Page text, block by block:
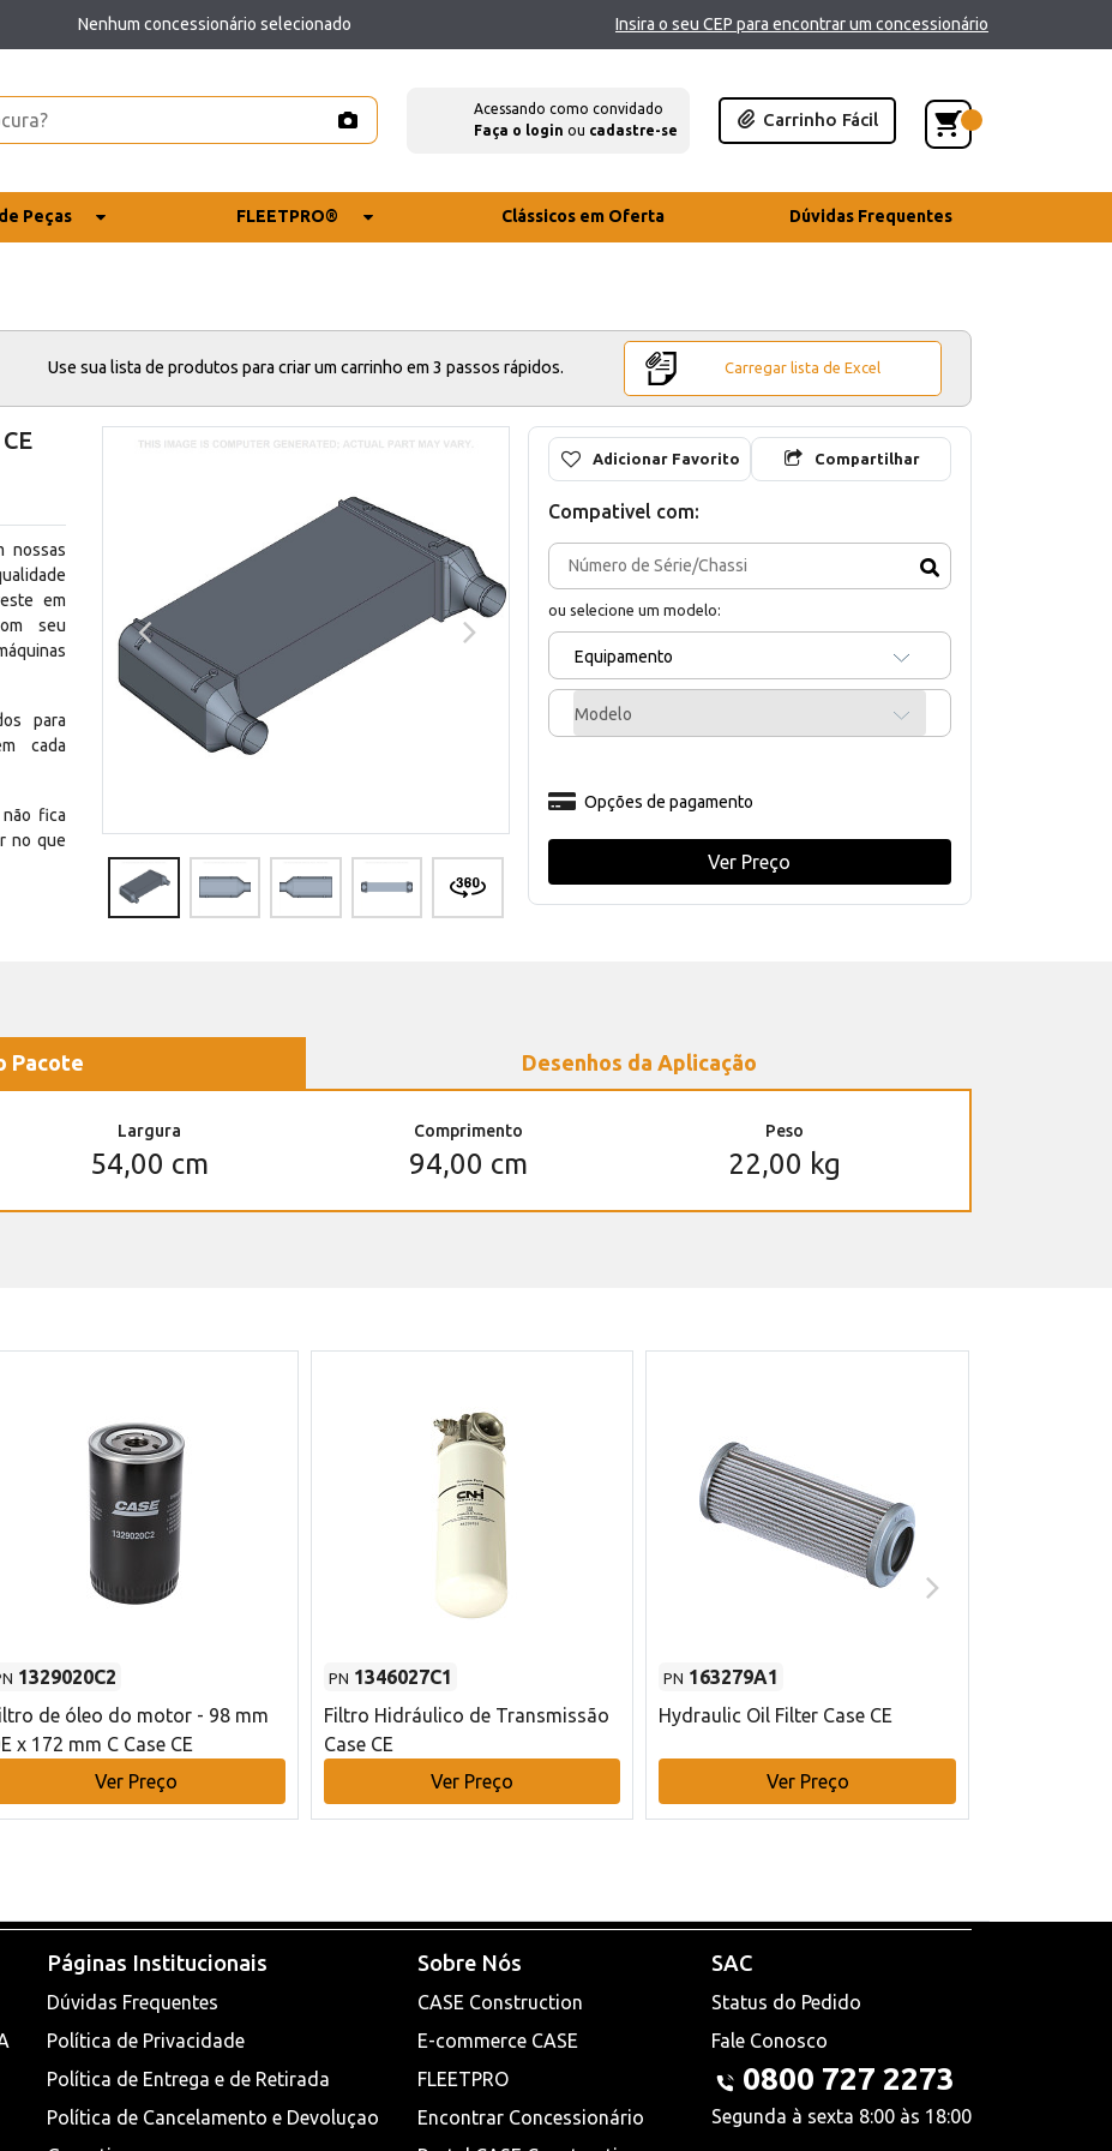
Nenhum concessionário selecionado Insira o seu CEP para encontrar um concessionário
Acessando como convidado
Faça o login ou cadastre-se
Carrinho Fácil
Peças FLEETPRO® Clássicos em Oferta Dúvidas Frequentes
Use sua lista de produtos para criar um carrinho em 3 passos rápidos. Carregar lista de Excel
nossas
em
seu
para
cada
não fica
no que
Adicionar Favorito Compartilhar
Compativel com:
ou selecione um modelo:
Equipamento
Modelo
Opções de pagamento
Ver Preço
Pacote Desenhos da Aplicação
Largura
54,00 cm
Comprimento
94,00 cm
Peso
22,00 kg
1329020C2
de óleo do motor - 98 mm
x 172 mm C Case CE
Ver Preço
PN 1346027C1
Filtro Hidráulico de Transmissão
Case CE
Ver Preço
PN 163279A1
Hydraulic Oil Filter Case CE
Ver Preço
Páginas Institucionais
Dúvidas Frequentes
Política de Privacidade
Política de Entrega e de Retirada
Política de Cancelamento e Devoluçao
Sobre Nós
CASE Construction
E-commerce CASE
FLEETPRO
Encontrar Concessionário
SAC
Status do Pedido
Fale Conosco
0800 727 2273
Segunda à sexta 8:00 às 18:00